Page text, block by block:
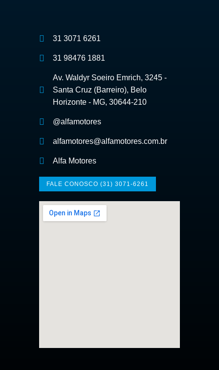
31 3071 6261
31 98476 1881
Av. Waldyr Soeiro Emrich, 3245 -
Santa Cruz (Barreiro), Belo
Horizonte - MG, 30644-210
@alfamotores
alfamotores@alfamotores.com.br
Alfa Motores
FALE CONOSCO (31) 3071-6261